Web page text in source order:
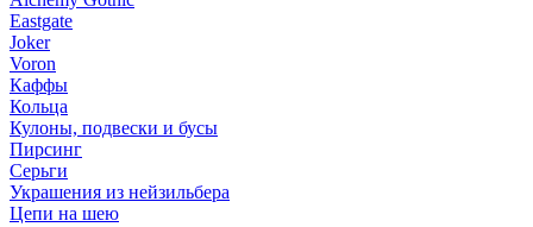
Eastgate
Joker
Voron
Каффы
Кольца
Кулоны, подвески и бусы
Пирсинг
Серьги
Украшения из нейзильбера
Цепи на шею